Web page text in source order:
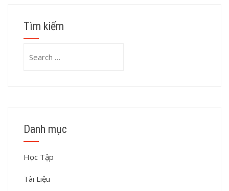
Tìm kiếm
Danh mục
Học Tập
Tài Liệu